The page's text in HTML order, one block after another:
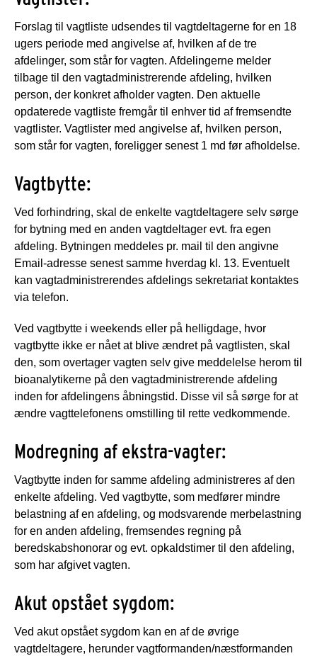
Forslag til vagtliste udsendes til vagtdeltagerne for en 18
ugers periode med angivelse af, hvilken af de tre
afdelinger, som står for vagten. Afdelingerne melder
tilbage til den vagtadministrerende afdeling, hvilken
person, der konkret afholder vagten. Den aktuelle
opdaterede vagtliste fremgår til enhver tid af fremsendte
vagtlister. Vagtlister med angivelse af, hvilken person,
som står for vagten, foreligger senest 1 md før afholdelse.
Vagtbytte:
Ved forhindring, skal de enkelte vagtdeltagere selv sørge
for bytning med en anden vagtdeltager evt. fra egen
afdeling. Bytningen meddeles pr. mail til den angivne
Email-adresse senest samme hverdag kl. 13. Eventuelt
kan vagtadministrerendes afdelings sekretariat kontaktes
via telefon.
Ved vagtbytte i weekends eller på helligdage, hvor
vagtbytte ikke er nået at blive ændret på vagtlisten, skal
den, som overtager vagten selv give meddelelse herom til
bioanalytikerne på den vagtadministrerende afdeling
inden for afdelingens åbningstid. Disse vil så sørge for at
ændre vagttelefonens omstilling til rette vedkommende.
Modregning af ekstra-vagter:
Vagtbytte inden for samme afdeling administreres af den
enkelte afdeling. Ved vagtbytte, som medfører mindre
belastning af en afdeling, og modsvarende merbelastning
for en anden afdeling, fremsendes regning på
beredskabshonorar og evt. opkaldstimer til den afdeling,
som har afgivet vagten.
Akut opstået sygdom:
Ved akut opstået sygdom kan en af de øvrige
vagtdeltagere, herunder vagtformanden/næstformanden